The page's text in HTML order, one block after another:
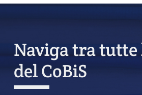
Naviga tra tutte
del CoBiS